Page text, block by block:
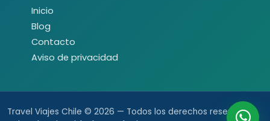
Inicio
Blog
Contacto
Aviso de privacidad
Travel Viajes Chile © 2026 — Todos los derechos reservados.